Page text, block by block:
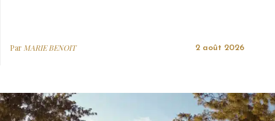
Par MARIE BENOIT 2 août 2026